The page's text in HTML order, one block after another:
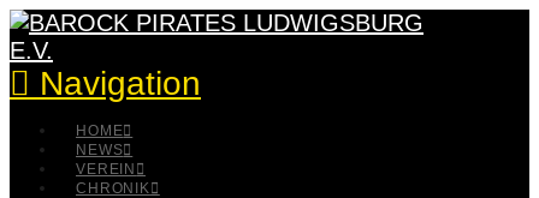
Navigation
HOME
NEWS
VEREIN
CHRONIK